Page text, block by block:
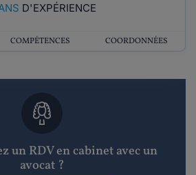
D'EXPÉRIENCE
COMPÉTENCES COORDONNÉES
un RDV en cabinet avec un
avocat ?